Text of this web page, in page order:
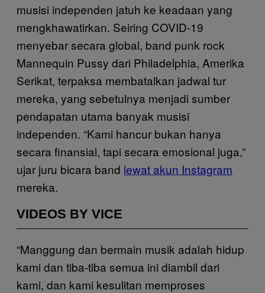
musisi independen jatuh ke keadaan yang
mengkhawatirkan. Seiring COVID-19
menyebar secara global, band punk rock
Mannequin Pussy dari Philadelphia, Amerika
Serikat, terpaksa membatalkan jadwal tur
mereka, yang sebetulnya menjadi sumber
pendapatan utama banyak musisi
independen. “Kami hancur bukan hanya
secara finansial, tapi secara emosional juga,”
ujar juru bicara band lewat akun Instagram
mereka.
VIDEOS BY VICE
“Manggung dan bermain musik adalah hidup
kami dan tiba-tiba semua ini diambil dari
kami, dan kami kesulitan memproses